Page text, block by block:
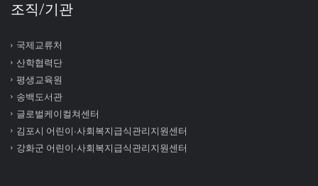
조직/기관
국제교류처
산학협력단
평생교육원
송백도서관
글로벌케이컬쳐센터
김포시 어린이∙사회복지급식관리지원센터
강화군 어린이∙사회복지급식관리지원센터